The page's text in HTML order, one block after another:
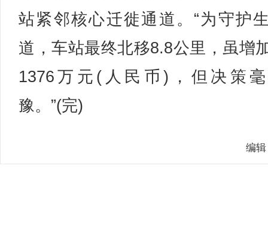
站紧邻核心迁徙通道。“为守护
道，车站最终北移8.8公里，虽增
1376万元(人民币)，但决策
豫。”(完)
编